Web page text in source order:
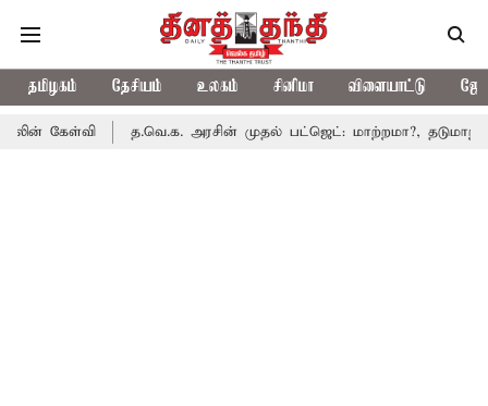
தமிழகம் தேசியம் உலகம் சினிமா விளையாட்டு
த.வெ.க. அரசின் முதல் பட்ஜெட்: மாற்றமா?, தடுமாற்றமா?